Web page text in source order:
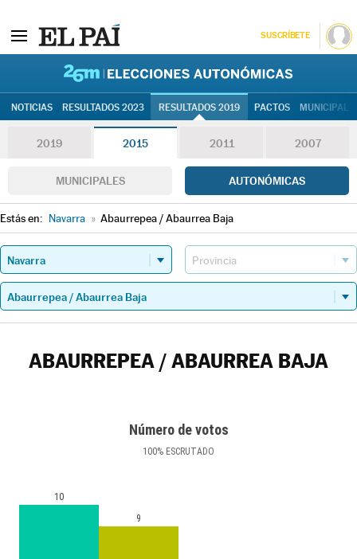
SUSCRÍBETE
NOTICIAS RESULTADOS 2023 RESULTADOS 2019 PACTOS
2019 2015 2011 2007
MUNICIPALES AUTONÓMICAS
Estás en: Navarra » Abaurrepea / Abaurrea Baja
ABAURREPEA / ABAURREA BAJA
Número de votos
100% ESCRUTADO
10
9